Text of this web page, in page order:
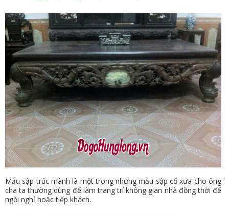
Mẫu sập trúc mành là một trong những mẫu sập cổ xưa cho ông
cha ta thường dùng để làm trang trí không gian nhà đồng thời để
ngồi nghỉ hoặc tiếp khách.